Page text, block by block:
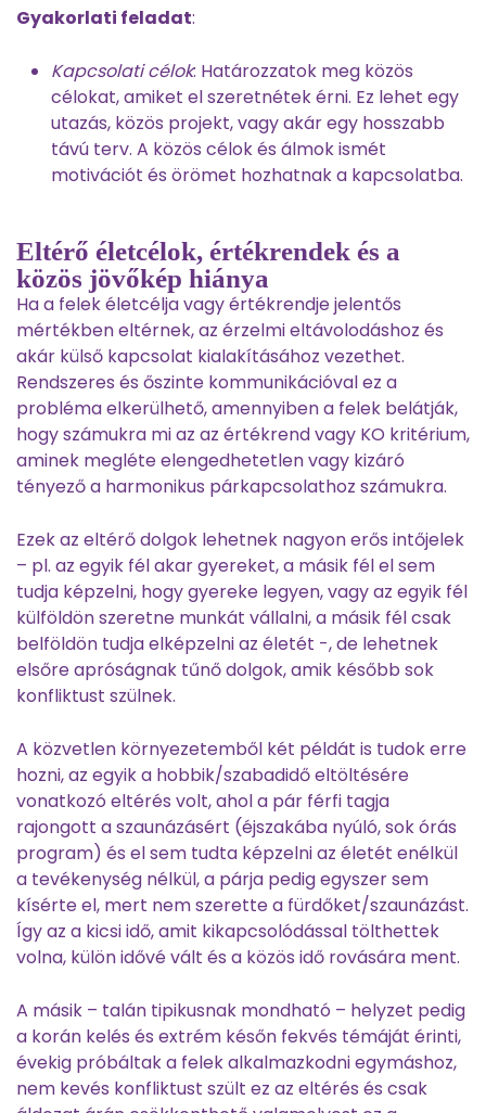
Gyakorlati feladat:
Kapcsolati célok: Határozzatok meg közös
célokat, amiket el szeretnétek érni. Ez lehet egy
utazás, közös projekt, vagy akár egy hosszabb
távú terv. A közös célok és álmok ismét
motivációt és örömet hozhatnak a kapcsolatba.
Eltérő életcélok, értékrendek és a
közös jövőkép hiánya
Ha a felek életcélja vagy értékrendje jelentős
mértékben eltérnek, az érzelmi eltávolodáshoz és
akár külső kapcsolat kialakításához vezethet.
Rendszeres és őszinte kommunikációval ez a
probléma elkerülhető, amennyiben a felek belátják,
hogy számukra mi az az értékrend vagy KO kritérium,
aminek megléte elengedhetetlen vagy kizáró
tényező a harmonikus párkapcsolathoz számukra.
Ezek az eltérő dolgok lehetnek nagyon erős intőjelek
– pl. az egyik fél akar gyereket, a másik fél el sem
tudja képzelni, hogy gyereke legyen, vagy az egyik fél
külföldön szeretne munkát vállalni, a másik fél csak
belföldön tudja elképzelni az életét -, de lehetnek
elsőre apróságnak tűnő dolgok, amik később sok
konfliktust szülnek.
A közvetlen környezetemből két példát is tudok erre
hozni, az egyik a hobbik/szabadidő eltöltésére
vonatkozó eltérés volt, ahol a pár férfi tagja
rajongott a szaunázásért (éjszakába nyúló, sok órás
program) és el sem tudta képzelni az életét enélkül
a tevékenység nélkül, a párja pedig egyszer sem
kísérte el, mert nem szerette a fürdőket/szaunázást.
Így az a kicsi idő, amit kikapcsolódással tölthettek
volna, külön idővé vált és a közös idő rovására ment.
A másik – talán tipikusnak mondható – helyzet pedig
a korán kelés és extrém későn fekvés témáját érinti,
évekig próbáltak a felek alkalmazkodni egymáshoz,
nem kevés konfliktust szült ez az eltérés és csak